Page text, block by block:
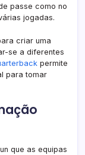
passe como no
jogadas.
criar uma
se a diferentes
permite
para tomar
que as equipas